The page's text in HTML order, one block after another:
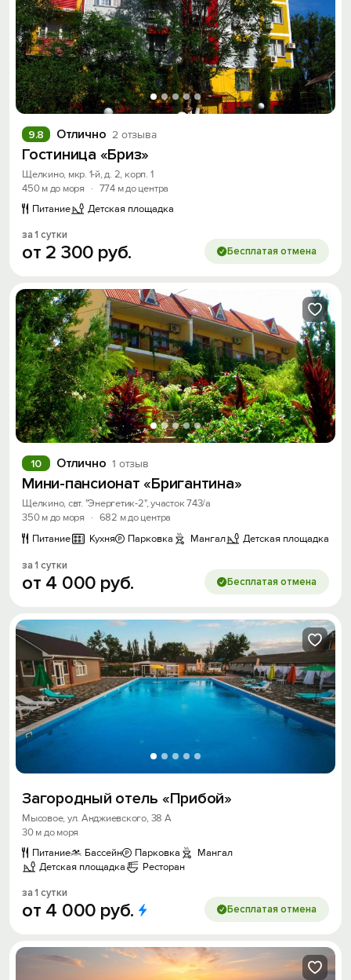
Отлично 2 отзыва
9.8
Гостиница «Бриз»
Щелкино, мкр. 1-й, д. 2, корп. 1
450 м до моря
· 774 м до центра
Питание
Детская площадка
за 1 сутки
от 2 300 руб. Бесплатая отмена
Отлично 1 отзыв
10
Мини-пансионат «Бригантина»
Щелкино, свт. "Энергетик-2", участок 743/а
350 м до моря
· 682 м до центра
Питание
Кухня Парковка Мангал Детская площадка
за 1 сутки
от 4 000 руб. Бесплатая отмена
Загородный отель «Прибой»
Мысовое, ул. Анджиевского, 38 А
30 м до моря
Питание
Бассейн Парковка
Мангал
Детская площадка
Ресторан
за 1 сутки
от 4 000 руб. Бесплатая отмена